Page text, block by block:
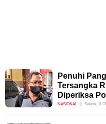
Penuhi
Tersangka
Diperiksa
NASIONAL Selasa, 11